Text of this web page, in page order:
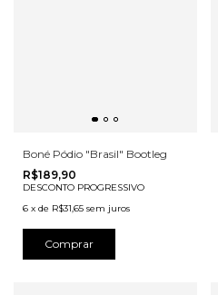
Boné Pódio "Brasil" Bootleg
R$189,90
DESCONTO PROGRESSIVO
6 x de R$31,65 sem juros
Comprar